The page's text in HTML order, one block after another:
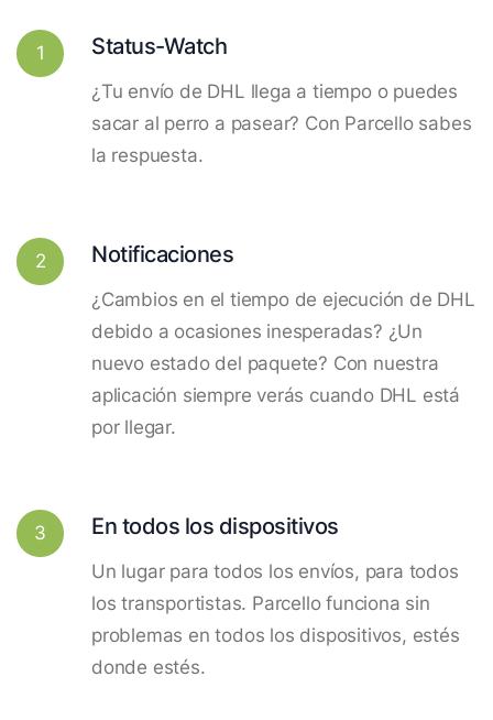
1 Status-Watch
¿Tu envío de DHL llega a tiempo o puedes
sacar al perro a pasear? Con Parcello sabes
la respuesta.
2 Notificaciones
¿Cambios en el tiempo de ejecución de DHL
debido a ocasiones inesperadas? ¿Un
nuevo estado del paquete? Con nuestra
aplicación siempre verás cuando DHL está
por llegar.
3 En todos los dispositivos
Un lugar para todos los envíos, para todos
los transportistas. Parcello funciona sin
problemas en todos los dispositivos, estés
donde estés.